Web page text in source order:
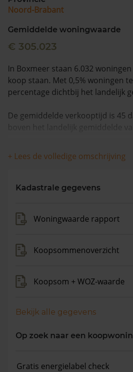
088 220 4200
Maandag t/m vrijdag - 08:00 -18:00
Noord-Brabant
Gemiddelde woningwaarde
€ 305.023
In Boxmeer staan 6.032
koop staan. Met 0,5% woningen
percentage dichtbij het landelijk
De gemiddelde verkooptijd is 45
boven het landelijk gemiddelde
Wanneer we naar de laatste 12
worden appartementen
gemiddelde vraagprijs is
+ Lees de volledige omschrijving
Kadastrale gegevens
Woningwaarde rapport
Koopsommenoverzicht
Koopsom + WOZ-waarde
Bekijk alle gegevens
Op zoek naar een
Gratis energielabel check